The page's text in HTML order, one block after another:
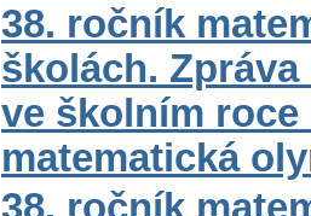
38. ročník
školách.
ve školním roce
matematická